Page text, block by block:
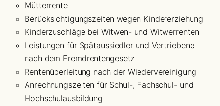
Mütterrente
Berücksichtigungszeiten wegen Kindererziehung
Kinderzuschläge bei Witwen- und Witwerrenten
Leistungen für Spätaussiedler und Vertriebene
nach dem Fremdrentengesetz
Rentenüberleitung nach der Wiedervereinigung
Anrechnungszeiten für Schul-, Fachschul- und
Hochschulausbildung